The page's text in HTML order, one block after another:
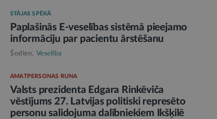
STĀJAS SPĒKĀ
Paplašinās E-veselības sistēmā pieejamo
informāciju par pacientu ārstēšanu
Šodien, Veselība
AMATPERSONAS RUNA
Valsts prezidenta Edgara Rinkēviča
vēstījums 27. Latvijas politiski represēto
personu salidojuma dalībniekiem Ikšķilē